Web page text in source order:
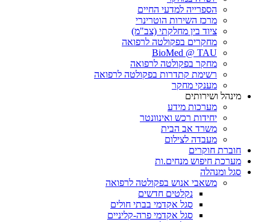
הספרייה למדעי החיים
מרכז השירות הוטרינרי
ציוד בין מחלקתי (צב"מ)
מחקרים בפקולטה לרפואה
BioMed @ TAU
מחקר בפקולטה לרפואה
רשימת קתדרות בפקולטה לרפואה
מענקי מחקר
מינהל ושירותים
מערכות מידע
יחידות רכש ואינוונטר
משרד אב הבית
מעבדה לצילום
חוברת חוקרים
מערכת חיפוש מנחים.ות
סגל ומנהלה
משאבי אנוש בפקולטה לרפואה
נקלטים חדשים
סגל אקדמי בבתי חולים
סגל אקדמי פרה-קליניים